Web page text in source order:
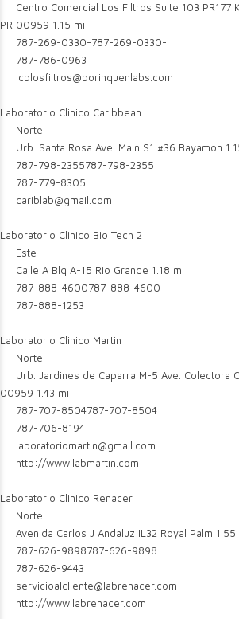
Centro Comercial Los Filtros Suite 103 PR177
PR 00959 1.15 mi
787-269-0330-787-269-0330-
787-786-0963
lcblosfiltros@borinquenlabs.com
Laboratorio Clinico Caribbean
Norte
Urb. Santa Rosa Ave. Main S1 #36 Bayamon
787-798-2355787-798-2355
787-779-8305
cariblab@gmail.com
Laboratorio Clinico Bio Tech 2
Este
Calle A Blq A-15 Rio Grande 1.18 mi
787-888-4600787-888-4600
787-888-1253
Laboratorio Clinico Martin
Norte
Urb. Jardines de Caparra M-5 Ave. Colectora
00959 1.43 mi
787-707-8504787-707-8504
787-706-8194
laboratoriomartin@gmail.com
http://www.labmartin.com
Laboratorio Clinico Renacer
Norte
Avenida Carlos J Andaluz IL32 Royal Palm 1.55
787-626-9898787-626-9898
787-626-9443
servicioalcliente@labrenacer.com
http://www.labrenacer.com